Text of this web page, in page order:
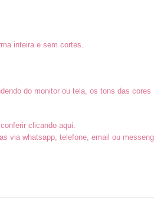
inteira e sem cortes.
do monitor ou tela, os tons das cores
clicando aqui
via whatsapp, telefone, email ou